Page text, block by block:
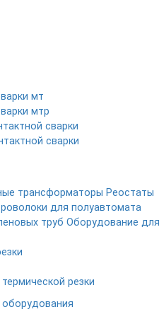
мт
мтр
сварки
сварки
трансформаторы Реостаты
для полуавтомата
труб Оборудование для
резки